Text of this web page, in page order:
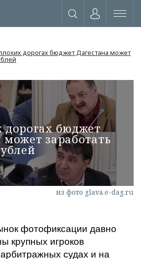
через соц. сети
дорогах бюджет Дагестана может
дорогах бюджет
может заработать
из фото glava.e-dag.ru
фотофиксации давно
крупных игроков
судах и на